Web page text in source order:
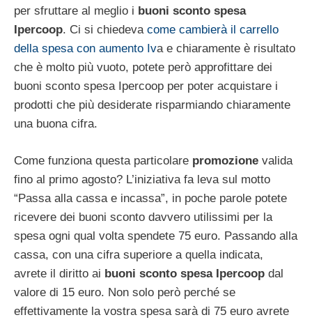
per sfruttare al meglio i buoni sconto spesa
Ipercoop. Ci si chiedeva come cambierà il carrello
della spesa con aumento Iva e chiaramente è risultato
che è molto più vuoto, potete però approfittare dei
buoni sconto spesa Ipercoop per poter acquistare i
prodotti che più desiderate risparmiando chiaramente
una buona cifra.
Come funziona questa particolare promozione valida
fino al primo agosto? L’iniziativa fa leva sul motto
“Passa alla cassa e incassa”, in poche parole potete
ricevere dei buoni sconto davvero utilissimi per la
spesa ogni qual volta spendete 75 euro. Passando alla
cassa, con una cifra superiore a quella indicata,
avrete il diritto ai buoni sconto spesa Ipercoop dal
valore di 15 euro. Non solo però perché se
effettivamente la vostra spesa sarà di 75 euro avrete